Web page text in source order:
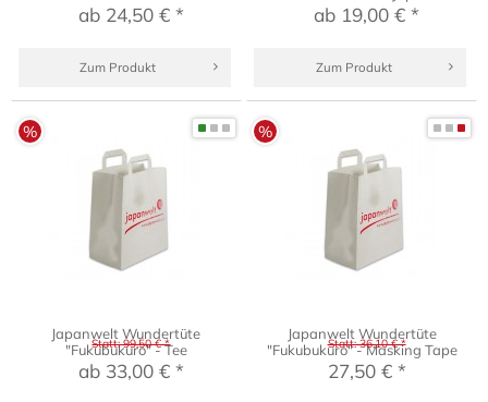
ab 24,50 € *
Zum Produkt
ab 19,00 € *
Zum Produkt
%
Japanwelt Wundertüte
"Fukubukuro" - Tee
Statt: 99,50 € *
ab 33,00 € *
%
Japanwelt Wundertüte
"Fukubukuro" - Masking Tape
Statt: 36,10 € *
27,50 € *